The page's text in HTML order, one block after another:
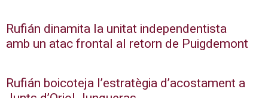
Rufián dinamita la unitat independentista
amb un atac frontal al retorn de Puigdemont
Rufián boicoteja l’estratègia d’acostament a